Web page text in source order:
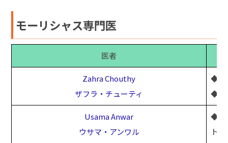
モーリシャス専門医
医者
Zahra Chouthy
ザフラ・チューティ
◆専
Usama Anwar
ウサマ・アンワル
◆ク
ト